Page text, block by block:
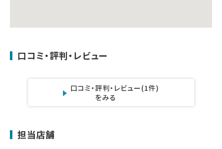
口コミ・評判・レビュー
口コミ・評判・レビュー
をみる
(1件)
担当店舗